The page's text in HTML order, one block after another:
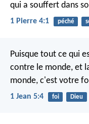
qui a souffert dans
1 Pierre 4:1 péché
Puisque tout ce qui
contre le monde, et
monde, c'est votre
1 Jean 5:4 foi Dieu